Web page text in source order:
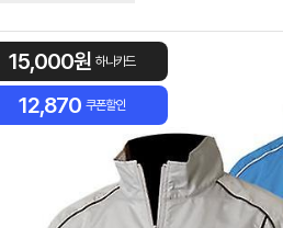
15,000원 하나카드
12,870 쿠폰할인